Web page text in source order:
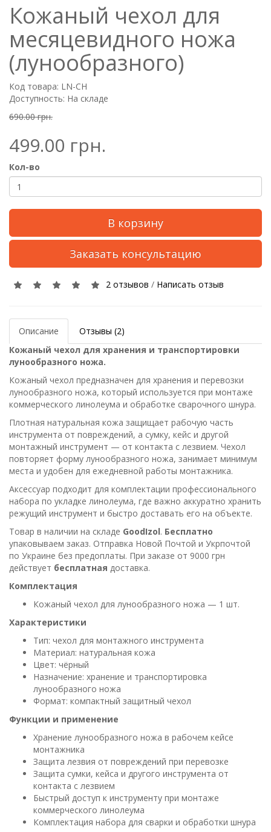
Кожаный чехол для
месяцевидного ножа
(лунообразного)
Код товара: LN-CH
Доступность: На складе
690.00 грн.
499.00 грн.
Кол-во
В корзину
Заказать консультацию
2 отзывов / Написать отзыв
Описание
Отзывы (2)
Кожаный чехол для хранения и транспортировки
лунообразного ножа.
Кожаный чехол предназначен для хранения и перевозки
лунообразного ножа, который используется при монтаже
коммерческого линолеума и обработке сварочного шнура.
Плотная натуральная кожа защищает рабочую часть
инструмента от повреждений, а сумку, кейс и другой
монтажный инструмент — от контакта с лезвием. Чехол
повторяет форму лунообразного ножа, занимает минимум
места и удобен для ежедневной работы монтажника.
Аксессуар подходит для комплектации профессионального
набора по укладке линолеума, где важно аккуратно хранить
режущий инструмент и быстро доставать его на объекте.
Товар в наличии на складе GoodIzol. Бесплатно
упаковываем заказ. Отправка Новой Почтой и Укрпочтой
по Украине без предоплаты. При заказе от 9000 грн
действует бесплатная доставка.
Комплектация
Кожаный чехол для лунообразного ножа — 1 шт.
Характеристики
Тип: чехол для монтажного инструмента
Материал: натуральная кожа
Цвет: чёрный
Назначение: хранение и транспортировка
лунообразного ножа
Формат: компактный защитный чехол
Функции и применение
Хранение лунообразного ножа в рабочем кейсе
монтажника
Защита лезвия от повреждений при перевозке
Защита сумки, кейса и другого инструмента от
контакта с лезвием
Быстрый доступ к инструменту при монтаже
коммерческого линолеума
Комплектация набора для сварки и обработки шнура